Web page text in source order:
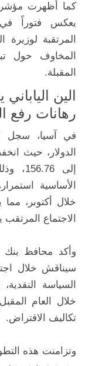
كما أظهرت
يعكس فتوراً في
المرتقبة
المخاوف حول
المقبلة.
الين
رهانات رفع
في آسيا، سجل
إلى
خلال أكتوبر،
الاجتماع المرتقب يومي 18
وأكد محافظ بنك
سيناقش خلال
السياسة
خلال العام
تكاليف الاقتراض.
وتزامنت هذه